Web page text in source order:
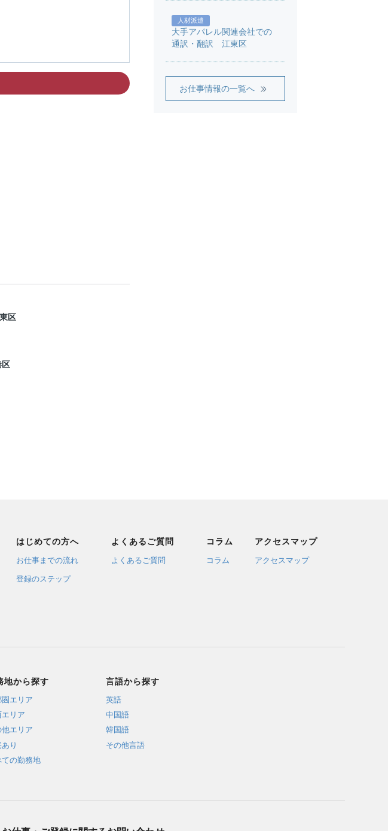
区
区
人材派遣
大手アパレル関連会社での
通訳・翻訳 江東区
お仕事情報の一覧へ
はじめての方へ
お仕事までの流れ
登録のステップ
よくあるご質問
よくあるご質問
コラム
コラム
アクセスマップ
アクセスマップ
地から探す
圏エリア
エリア
他エリア
り
ての勤務地
言語から探す
英語
中国語
韓国語
その他言語